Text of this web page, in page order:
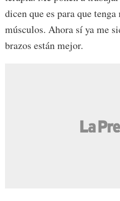
dicen que es para que
músculos. Ahora sí ya me
brazos están mejor.